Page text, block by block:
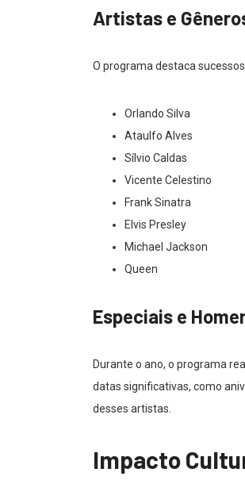
Artistas e
O programa destaca
Orlando Silva
Ataulfo Alves
Sílvio Caldas
Vicente Celestino
Frank Sinatra
Elvis Presley
Michael Jackson
Queen
Especiais e
Durante o ano, o programa
datas significativas, como
desses artistas.
Impacto